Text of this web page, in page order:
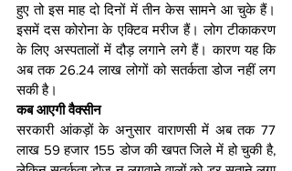
हुए तो इस माह दो दिनों में तीन केस सामने आ चुके हैं।
इसमें दस कोरोना के एक्टिव मरीज हैं। लोग टीकाकरण
के लिए अस्पतालों में दौड़ लगाने लगे हैं। कारण यह कि
अब तक 26.24 लाख लोगों को सतर्कता डोज नहीं लग
सकी है।
कब आएगी वैक्सीन
सरकारी आंकड़ों के अनुसार वाराणसी में अब तक 77
लाख 59 हजार 155 डोज की खपत जिले में हो चुकी है,